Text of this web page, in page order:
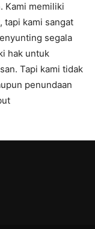
Kami memiliki
tapi kami sangat
segala
hak untuk
Tapi kami tidak
penundaan